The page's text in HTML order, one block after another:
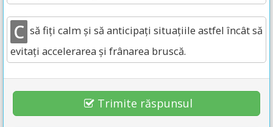
C să fiți calm și să anticipați situațiile astfel încât să
evitați accelerarea și frânarea bruscă.
Trimite răspunsul